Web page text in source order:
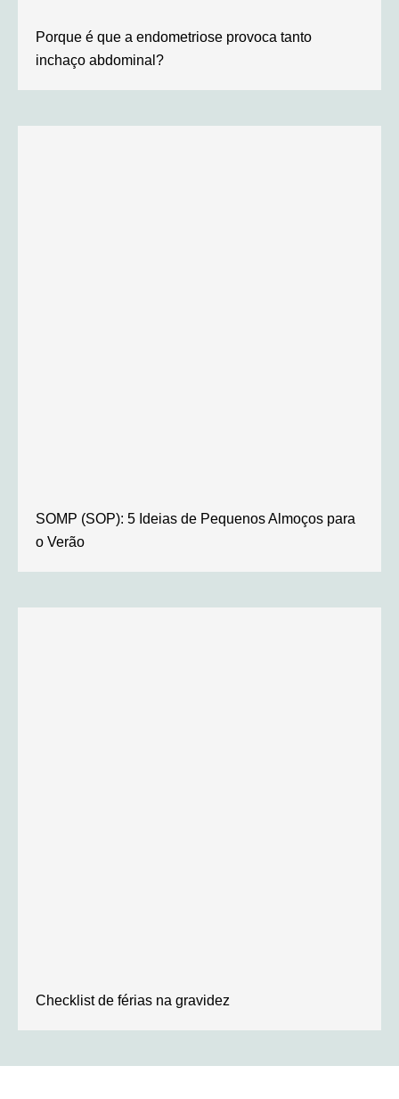
Porque é que a endometriose provoca tanto
inchaço abdominal?
SOMP (SOP): 5 Ideias de Pequenos Almoços para
o Verão
Checklist de férias na gravidez